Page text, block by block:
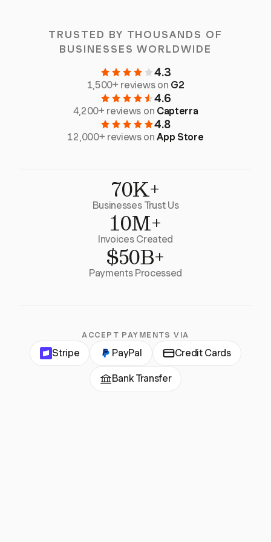
TRUSTED BY THOUSANDS OF
BUSINESSES WORLDWIDE
4.3
1,500+ reviews on G2
4.6
4,200+ reviews on Capterra
4.8
12,000+ reviews onApp Store
70K+
Businesses Trust Us
10M+
Invoices Created
$50B+
Payments Processed
ACCEPT PAYMENTS VIA
Stripe PayPal Credit Cards
Bank Transfer